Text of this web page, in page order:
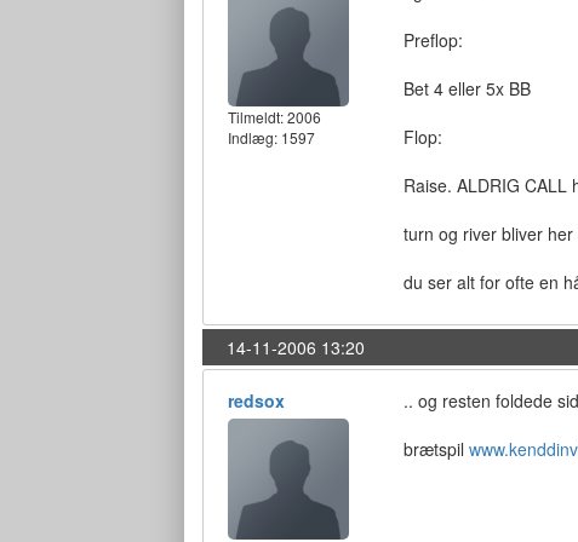
Tilmeldt:2006
Indlæg: 1597
Preflop:
Bet 4 eller 5x BB
Flop:
Raise. ALDRIG CALL
turn og river bliver
du ser alt for ofte en
14-11-2006 13:20
redsox
.. og resten foldede
brætspil